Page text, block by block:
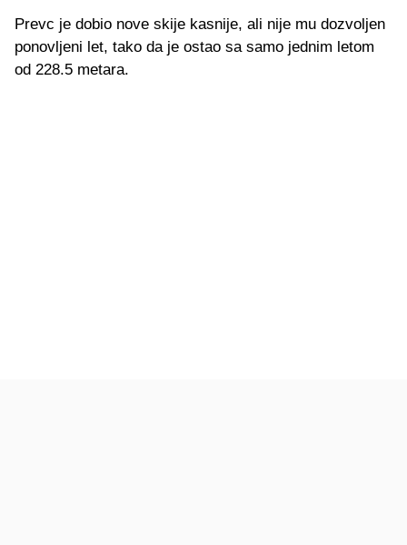
Prevc je dobio nove skije kasnije, ali nije mu dozvoljen
ponovljeni let, tako da je ostao sa samo jednim letom
od 228.5 metara.